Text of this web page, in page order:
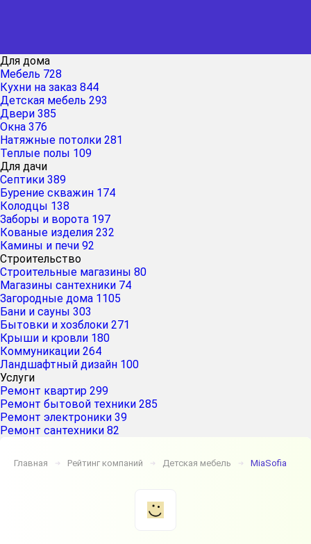
Для дома
Мебель 728
Кухни на заказ 844
Детская мебель 293
Двери 385
Окна 376
Натяжные потолки 281
Теплые полы 109
Для дачи
Септики 389
Бурение скважин 174
Колодцы 138
Заборы и ворота 197
Кованые изделия 232
Камины и печи 92
Строительство
Строительные магазины 80
Магазины сантехники 74
Загородные дома 1105
Бани и сауны 303
Бытовки и хозблоки 271
Крыши и кровли 180
Коммуникации 264
Ландшафтный дизайн 100
Услуги
Ремонт квартир 299
Ремонт бытовой техники 285
Ремонт электроники 39
Ремонт сантехники 82
Главная ➔ Рейтинг компаний ➔ Детская мебель ➔ MiaSofia